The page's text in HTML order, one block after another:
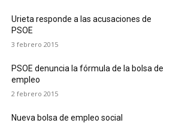
Urieta responde a las acusaciones de
PSOE
3 febrero 2015
PSOE denuncia la fórmula de la bolsa de
empleo
2 febrero 2015
Nueva bolsa de empleo social